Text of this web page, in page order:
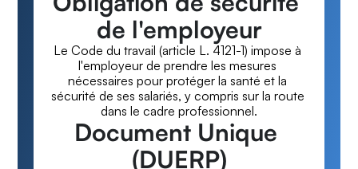
de l'employeur
Le Code du travail (article L. 4121-1) impose à
l'employeur de prendre les mesures
nécessaires pour protéger la santé et la
sécurité de ses salariés, y compris sur la route
dans le cadre professionnel.
Document Unique
(DUERP)